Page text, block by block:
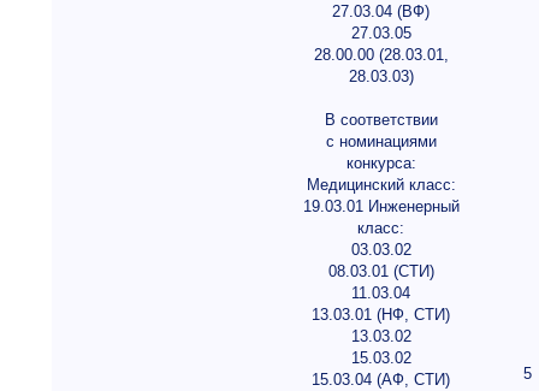
27.03.04 (ВФ)
27.03.05
28.00.00 (28.03.01,
28.03.03)
В соответствии
с номинациями
конкурса:
Медицинский класс:
19.03.01 Инженерный
класс:
03.03.02
08.03.01 (СТИ)
11.03.04
13.03.01 (НФ, СТИ)
13.03.02
15.03.02
15.03.04 (АФ, СТИ)
5